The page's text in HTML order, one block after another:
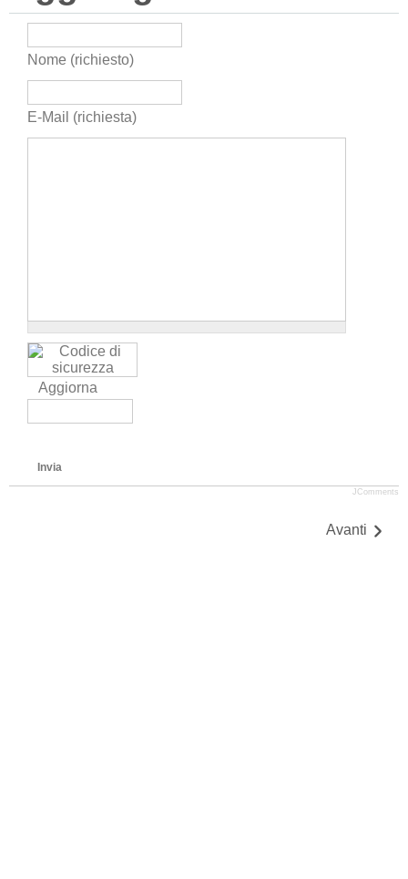
Nome (richiesto)
E-Mail (richiesta)
Aggiorna
Invia
JComments
Avanti